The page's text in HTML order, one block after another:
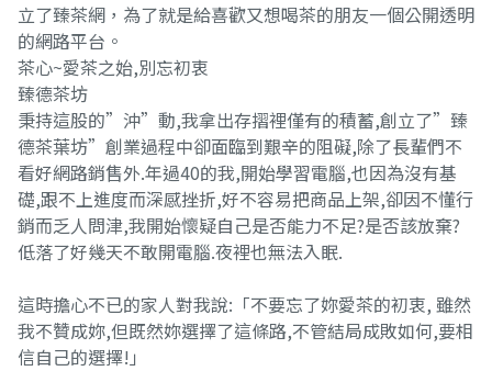
立了臻茶網，為了就是給喜歡又想喝茶的朋友一個公開透明
的網路平台。
茶心~愛茶之始,別忘初衷
臻德茶坊
秉持這股的”沖”動,我拿出存摺裡僅有的積蓄,創立了”臻
德茶葉坊”創業過程中卻面臨到艱辛的阻礙,除了長輩們不
看好網路銷售外.年過40的我,開始學習電腦,也因為沒有基
礎,跟不上進度而深感挫折,好不容易把商品上架,卻因不懂行
銷而乏人問津,我開始懷疑自己是否能力不足?是否該放棄?
低落了好幾天不敢開電腦.夜裡也無法入眠.
這時擔心不已的家人對我說:「不要忘了妳愛茶的初衷, 雖然
我不贊成妳,但既然妳選擇了這條路,不管結局成敗如何,要相
信自己的選擇!」